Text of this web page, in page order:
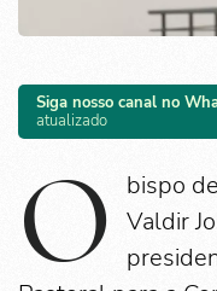
Siga nosso canal no
atualizado
O
bispo
Valdir